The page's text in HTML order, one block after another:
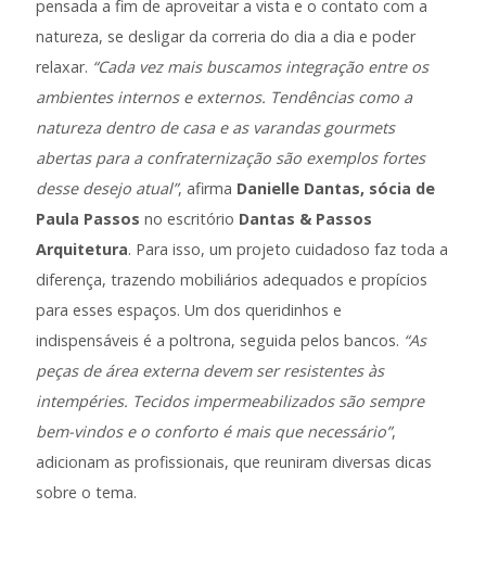
pensada a fim de aproveitar a vista e o contato com a
natureza, se desligar da correria do dia a dia e poder
relaxar. “Cada vez mais buscamos integração entre os
ambientes internos e externos. Tendências como a
natureza dentro de casa e as varandas gourmets
abertas para a confraternização são exemplos fortes
desse desejo atual”, afirma Danielle Dantas, sócia de
Paula Passosno escritório Dantas & Passos
Arquitetura. Para isso, um projeto cuidadoso faz toda a
diferença, trazendo mobiliários adequados e propícios
para esses espaços. Um dos queridinhos e
indispensáveis é a poltrona, seguida pelos bancos. “As
peças de área externa devem ser resistentes às
intempéries. Tecidos impermeabilizados são sempre
bem-vindos e o conforto é mais que necessário”,
adicionam as profissionais, que reuniram diversas dicas
sobre o tema.